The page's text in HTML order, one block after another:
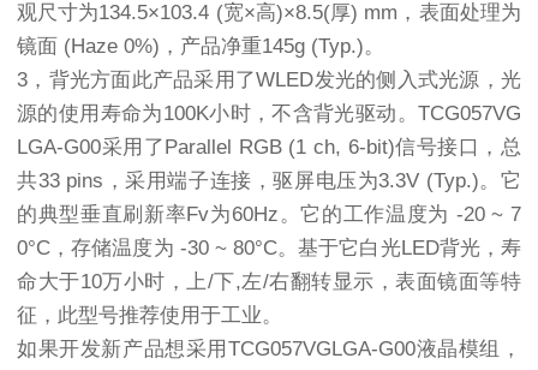
观尺寸为134.5×103.4 (宽×高)×8.5(厚) mm，表面处理为
镜面 (Haze 0%)，产品净重145g (Typ.)。
3，背光方面此产品采用了WLED发光的侧入式光源，光
源的使用寿命为100K小时，不含背光驱动。TCG057VG
LGA-G00采用了Parallel RGB (1 ch, 6-bit)信号接口，总
共33 pins，采用端子连接，驱屏电压为3.3V (Typ.)。它
的典型垂直刷新率Fv为60Hz。它的工作温度为 -20 ~ 7
0°C，存储温度为 -30 ~ 80°C。基于它白光LED背光，寿
命大于10万小时，上/下,左/右翻转显示，表面镜面等特
征，此型号推荐使用于工业。
如果开发新产品想采用TCG057VGLGA-G00液晶模组，